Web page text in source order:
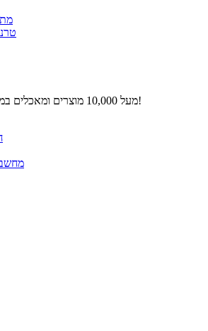
מעל 10,000 מוצרים ומאכלים במאגר עם ערכים תזונתיים!